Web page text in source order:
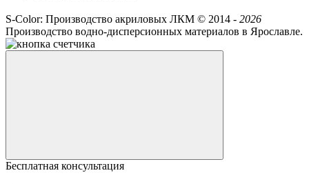
S-Color: Производство акриловых ЛКМ © 2014 - 2026
Производство водно-дисперсионных материалов в Ярославле.
Бесплатная консультация